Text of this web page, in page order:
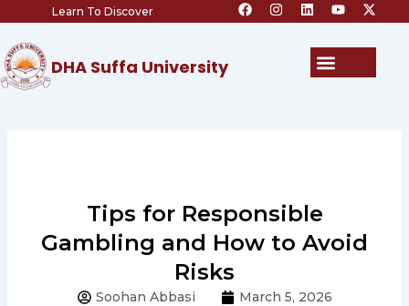
content
Learn To Discover a
c
n
s
i
n
o
u
e
-
t
t
DHA Suffa University Menu
Tips for Responsible
Gambling and How to Avoid
Risks
Soohan Abbasi
March 5, 2026